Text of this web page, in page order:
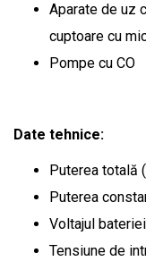
Aparate de uz
cuptoare cu
Pompe cu CO
Date tehnice:
Puterea totală
Puterea
Voltajul
Tensiune de